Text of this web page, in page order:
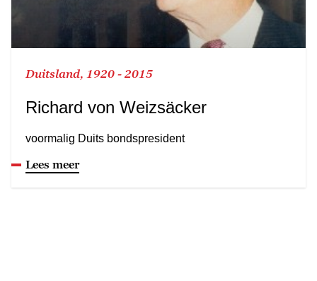
Duitsland, 1920 - 2015
Richard von Weizsäcker
voormalig Duits bondspresident
Lees meer